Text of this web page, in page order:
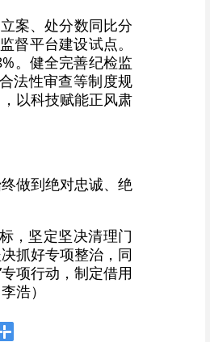
案、处分数同比分
督平台建设试点。
。健全完善纪检监
法性审查等制度规
以科技赋能正风肃
做到绝对忠诚、绝
，坚定坚决清理门
抓好专项整治，同
项行动，制定借用
浩）